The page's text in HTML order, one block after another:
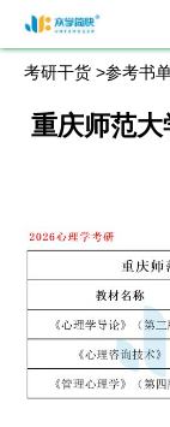
考研干货 >参考书
重庆师范